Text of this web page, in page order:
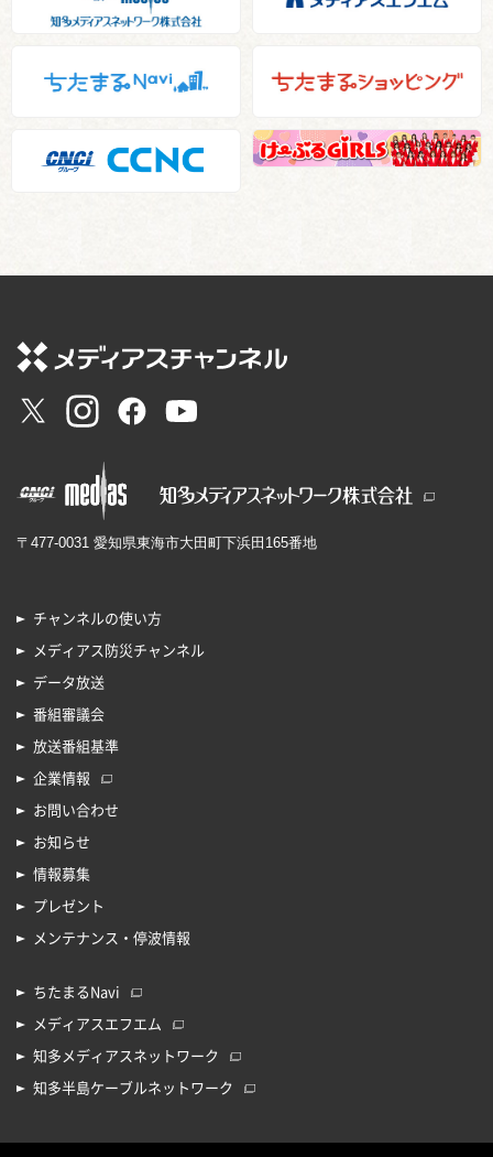
〒477-0031 愛知県東海市大田町下浜田165番地
チャンネルの使い方
メディアス防災チャンネル
データ放送
番組審議会
放送番組基準
企業情報
お問い合わせ
お知らせ
情報募集
プレゼント
メンテナンス・停波情報
ちたまるNavi
メディアスエフエム
知多メディアスネットワーク
知多半島ケーブルネットワーク